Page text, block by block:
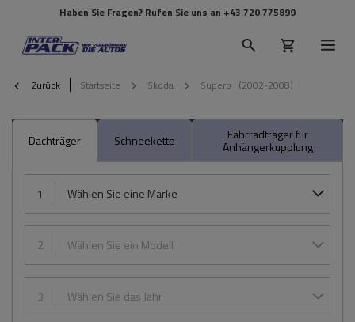
Haben Sie Fragen? Rufen Sie uns an +43 720 775899
Zurück Startseite Skoda Superb I (2002-2008)
Dachträger Schneekette Fahrradträger für
Anhängerkupplung
1 Wählen Sie eine Marke
2 Wählen Sie ein Modell
3 Wählen Sie das Jahr